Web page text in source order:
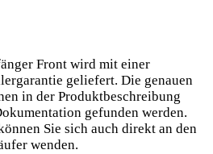
Front wird mit einer
geliefert. Die genauen
in der Produktbeschreibung
gefunden werden.
Sie sich auch direkt an den
wenden.